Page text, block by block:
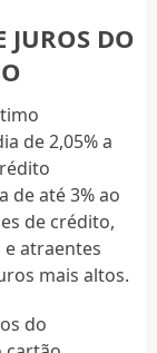
JUROS DO
de 2,05% a
de até 3% ao
de crédito,
e atraentes
mais altos.
do